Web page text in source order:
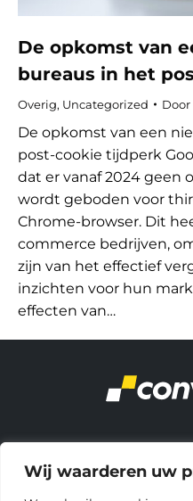
Wij waarderen uw
De opkomst van
bureaus in het
Overig, Uncategorized Door
De opkomst van een
post-cookie tijdperk
dat er vanaf 2024 geen
wordt geboden voor
Chrome-browser. Dit
commerce bedrijven,
zijn van het effectief
inzichten voor hun
effecten van…